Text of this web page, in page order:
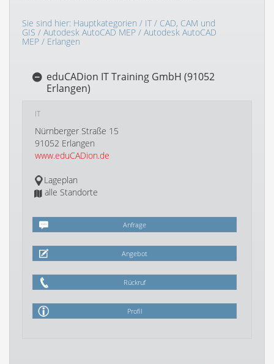
Sie sind hier: Hauptkategorien / IT/ CAD, CAM und
GIS / Autodesk AutoCAD MEP / Autodesk AutoCAD
MEP / Erlangen
eduCADion IT Training GmbH (91052
Erlangen)
IT
Nürnberger Straße 15
91052 Erlangen
www.eduCADion.de
Lageplan
alle Standorte
Anfrage
Angebot
Rückruf
Profil